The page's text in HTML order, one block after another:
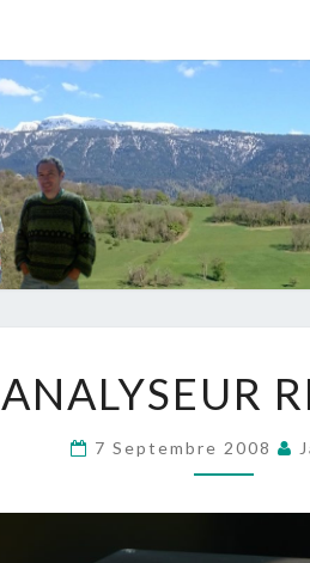
RÉSEAU
?
>
ANALYSEUR
7 Septembre 2008